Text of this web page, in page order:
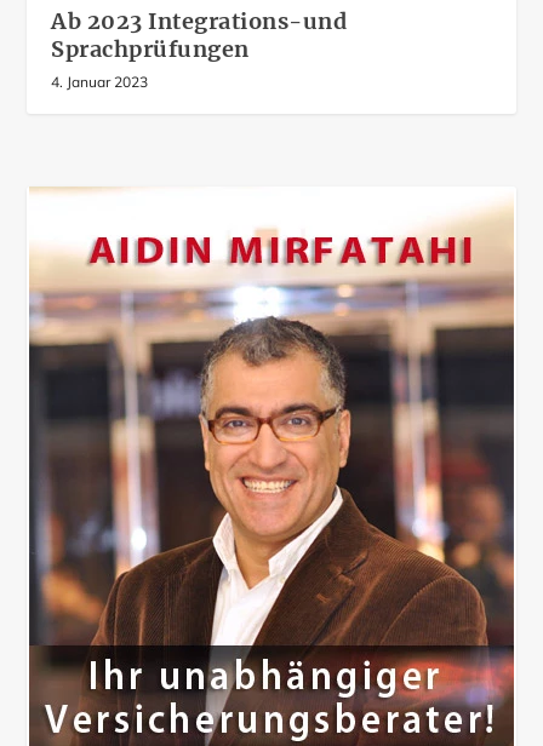
Ab 2023 Integrations-und
Sprachprüfungen
4. Januar 2023